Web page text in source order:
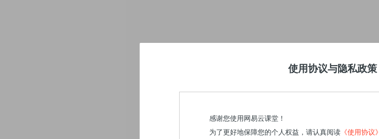
使用协议与隐私政策
感谢您使用网易云课堂！
为了更好地保障您的个人权益，请认真阅读 《使用协议》